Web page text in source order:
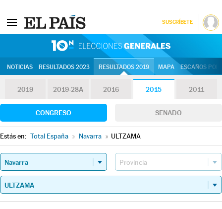
SUSCRÍBETE
NOTICIAS RESULTADOS 2023 RESULTADOS 2019 MAPA ESCAÑOS
2019 2019-28A 2016 2015 2011
CONGRESO SENADO
Estás en: Total España » Navarra » ULTZAMA